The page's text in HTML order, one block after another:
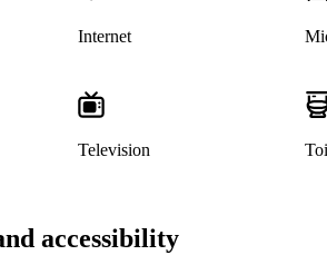
Internet
Television
accessibility